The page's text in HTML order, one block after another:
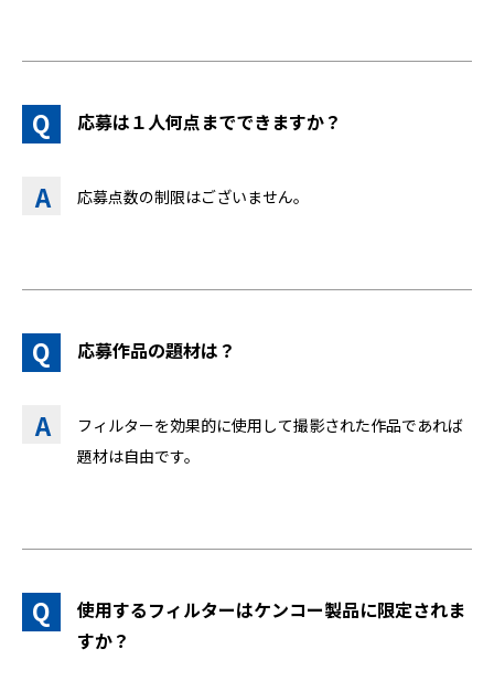
応募は１人何点までできますか？
応募点数の制限はございません。
応募作品の題材は？
フィルターを効果的に使用して撮影された作品であれば
題材は自由です。
使用するフィルターはケンコー製品に限定されま
すか？